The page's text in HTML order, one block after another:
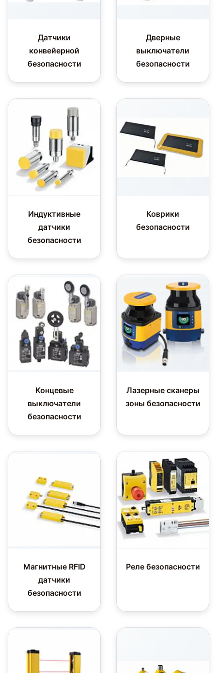
Датчики
конвейерной
безопасности
Дверные
выключатели
безопасности
Индуктивные
датчики
безопасности
Коврики
безопасности
Концевые
выключатели
безопасности
Лазерные сканеры
зоны безопасности
Магнитные RFID
датчики
безопасности
Реле безопасности